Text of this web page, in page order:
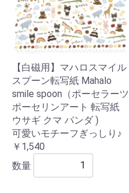
【白磁用】マハロスマイル
スプーン転写紙 Mahalo
smile spoon（ポーセラーツ
ポーセリンアート 転写紙
ウサギ クマ パンダ )
可愛いモチーフぎっしり♪
￥1,540
数量